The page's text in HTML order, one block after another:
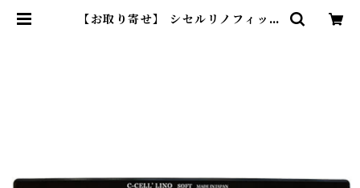
【お取り寄せ】 シセルリノフィット